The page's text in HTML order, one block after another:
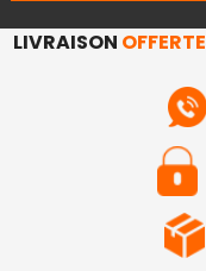
LIVRAISON OFFERTE